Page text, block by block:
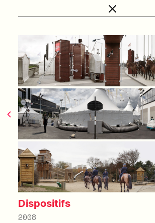
Dispositifs
2008